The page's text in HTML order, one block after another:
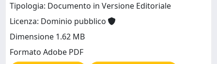
Tipologia: Documento in Versione Editoriale
Licenza: Dominio pubblico
Dimensione 1.62 MB
Formato Adobe PDF